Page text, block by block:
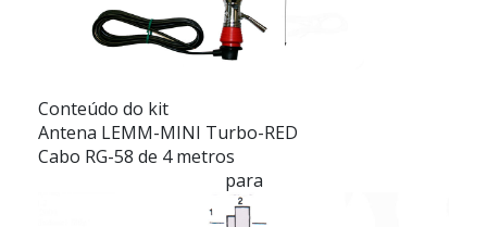
Conteúdo do kit
Antena LEMM-MINI Turbo-RED
Cabo RG-58 de 4 metros
para